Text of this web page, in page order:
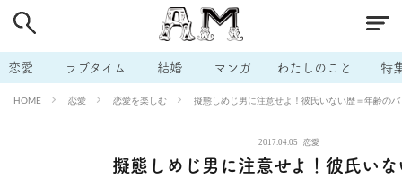
恋愛 ラブタイム 結婚 マンガ わたしのこと 特
HOME 恋愛 恋愛を楽しむ 擬態しめじ男に注意せよ！彼氏いない歴＝年齢の
2017.04.05 恋愛
擬態しめじ男に注意せよ！彼氏い
# 男の本音 # セフレ # 不倫
# 出会う方法 # マッチングアプリ # ラブグッズ # 体の相